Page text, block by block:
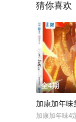
猜你喜欢
全4期
加康加年味
加康加年味4